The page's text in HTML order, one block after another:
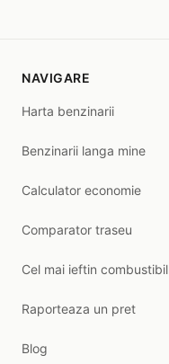
NAVIGARE
Harta benzinarii
Benzinarii langa mine
Calculator economie
Comparator traseu
Cel mai ieftin combustibil
Raporteaza un pret
Blog